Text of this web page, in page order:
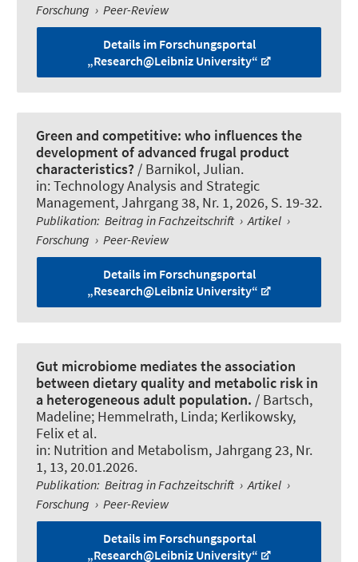
Forschung › Peer-Review
Details im Forschungsportal
„Research@Leibniz University“
Green and competitive: who influences the
development of advanced frugal product
characteristics? / Barnikol, Julian.
in:Technology Analysis and Strategic
Management, Jahrgang 38, Nr. 1, 2026, S. 19-32.
Publikation: Beitrag in Fachzeitschrift › Artikel ›
Forschung › Peer-Review
Details im Forschungsportal
„Research@Leibniz University“
Gut microbiome mediates the association
between dietary quality and metabolic risk in
a heterogeneous adult population. / Bartsch,
Madeline; Hemmelrath, Linda; Kerlikowsky,
Felix et al.
in: Nutrition and Metabolism, Jahrgang 23, Nr.
1, 13, 20.01.2026.
Publikation: Beitrag in Fachzeitschrift › Artikel ›
Forschung › Peer-Review
Details im Forschungsportal
„Research@Leibniz University“